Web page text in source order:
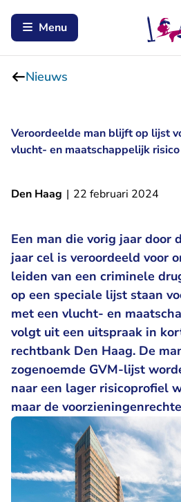
Menu
Nieuws
Veroordeelde man blijft op lijst
vlucht- en maatschappelijk risico
Den Haag | 22 februari 2024
Een man die vorig jaar door
jaar cel is veroordeeld voor
leiden van een criminele
op een speciale lijst staan
met een vlucht- en
volgt uit een uitspraak in
rechtbank Den Haag. De
zogenoemde GVM-lijst
naar een lager risicoprofiel
maar de